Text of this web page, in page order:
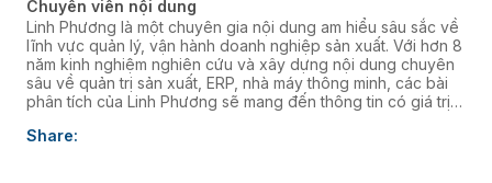
Chuyên viên nội dung
Linh Phương là một chuyên gia nội dung am hiểu sâu sắc về
lĩnh vực quản lý, vận hành doanh nghiệp sản xuất. Với hơn 8
năm kinh nghiệm nghiên cứu và xây dựng nội dung chuyên
sâu về quản trị sản xuất, ERP, nhà máy thông minh, các bài
phân tích của Linh Phương sẽ mang đến thông tin có giá trị
thúc đẩy chuyển đổi số. âaaa
Share: